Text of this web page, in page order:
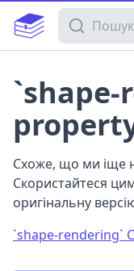
Пошук у
`shape-
Схоже, що ми іще
Скористайтеся
оригінальну
`shape-rendering`